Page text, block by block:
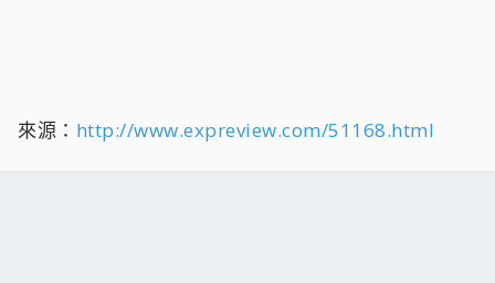
來源： http://www.expreview.com/51168.html